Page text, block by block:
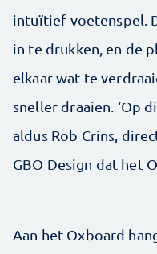
intuïtief voetenspel.
in te drukken, en de
elkaar wat te
sneller draaien. ‘Op
aldus Rob Crins,
GBO Design dat het
Aan het Oxboard